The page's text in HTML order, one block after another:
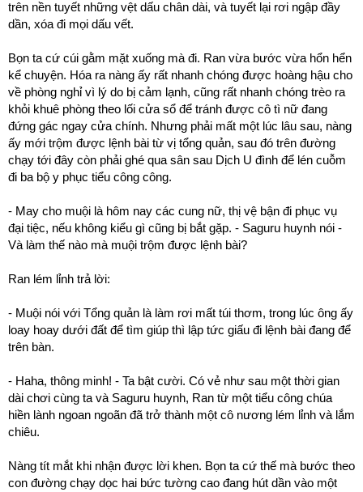
trên nền tuyết những vệt dấu chân dài, và tuyết lại rơi ngập đầy
dần, xóa đi mọi dấu vết.
Bọn ta cứ cúi gằm mặt xuống mà đi. Ran vừa bước vừa hổn hển
kể chuyện. Hóa ra nàng ấy rất nhanh chóng được hoàng hậu cho
về phòng nghỉ vì lý do bị cảm lạnh, cũng rất nhanh chóng trèo ra
khỏi khuê phòng theo lối cửa sổ để tránh được cô tì nữ đang
đứng gác ngay cửa chính. Nhưng phải mất một lúc lâu sau, nàng
ấy mới trộm được lệnh bài từ vị tổng quản, sau đó trên đường
chạy tới đây còn phải ghé qua sân sau Dịch U đình để lén cuỗm
đi ba bộ y phục tiểu công công.
- May cho muội là hôm nay các cung nữ, thị vệ bận đi phục vụ
đại tiệc, nếu không kiểu gì cũng bị bắt gặp. - Saguru huynh nói -
Và làm thế nào mà muội trộm được lệnh bài?
Ran lém lỉnh trả lời:
- Muội nói với Tổng quản là làm rơi mất túi thơm, trong lúc ông ấy
loay hoay dưới đất để tìm giúp thì lập tức giấu đi lệnh bài đang để
trên bàn.
- Haha, thông minh! - Ta bật cười. Có vẻ như sau một thời gian
dài chơi cùng ta và Saguru huynh, Ran từ một tiểu công chúa
hiền lành ngoan ngoãn đã trở thành một cô nương lém lỉnh và lắm
chiêu.
Nàng tít mắt khi nhận được lời khen. Bọn ta cứ thế mà bước theo
con đường chạy dọc hai bức tường cao đang hút dần vào một